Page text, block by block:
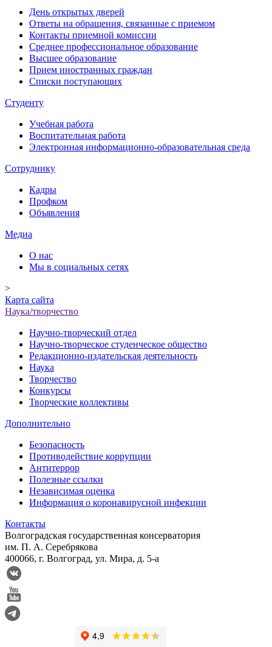
День открытых дверей
Ответы на обращения, связанные с приемом
Контакты приемной комиссии
Среднее профессиональное образование
Высшее образование
Прием иностранных граждан
Списки поступающих
Студенту
Учебная работа
Воспитательная работа
Электронная информационно-образовательная среда
Сотруднику
Кадры
Профком
Объявления
Медиа
О нас
Мы в социальных сетях
>
Карта сайта
Наука/творчество
Научно-творческий отдел
Научно-творческое студенческое общество
Редакционно-издательская деятельность
Наука
Творчество
Конкурсы
Творческие коллективы
Дополнительно
Безопасность
Противодействие коррупции
Антитеррор
Полезные ссылки
Независимая оценка
Информация о коронавирусной инфекции
Контакты
Волгоградская государственная консерватория
им. П. А. Серебрякова
400066, г. Волгоград, ул. Мира, д. 5-а